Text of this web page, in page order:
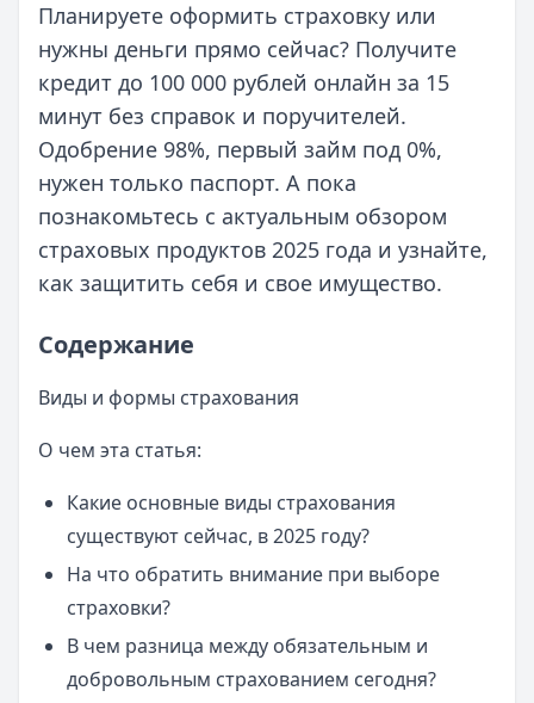
Планируете оформить страховку или
нужны деньги прямо сейчас? Получите
кредит до 100 000 рублей онлайн за 15
минут без справок и поручителей.
Одобрение 98%, первый займ под 0%,
нужен только паспорт. А пока
познакомьтесь с актуальным обзором
страховых продуктов 2025 года и узнайте,
как защитить себя и свое имущество.
Содержание
Виды и формы страхования
О чем эта статья:
Какие основные виды страхования
существуют сейчас, в 2025 году?
На что обратить внимание при выборе
страховки?
В чем разница между обязательным и
добровольным страхованием сегодня?